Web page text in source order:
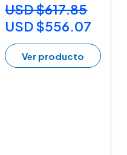
USD $617.85
USD $556.07
Ver producto